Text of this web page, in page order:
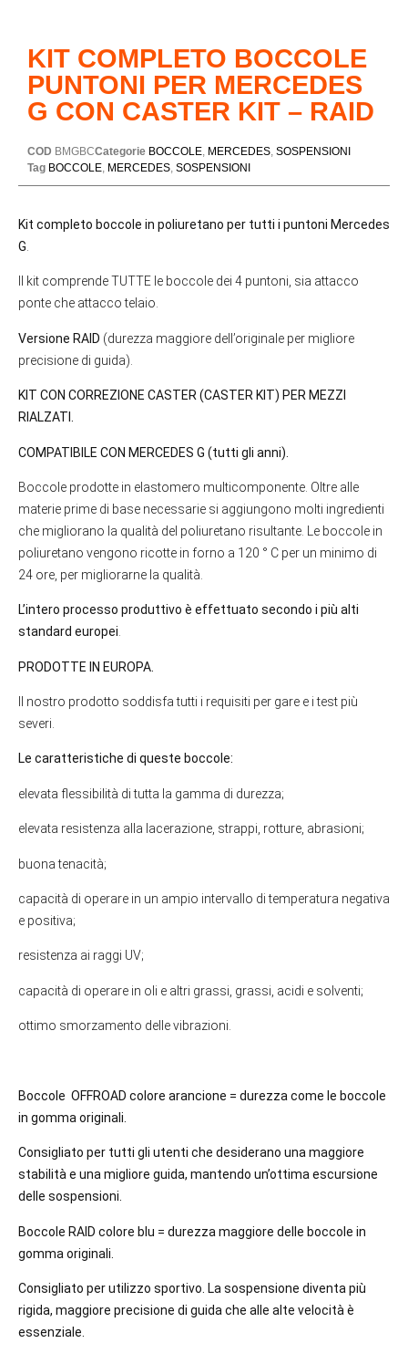
KIT COMPLETO BOCCOLE
PUNTONI PER MERCEDES
G CON CASTER KIT – RAID
COD BMGBCCategorie BOCCOLE, MERCEDES, SOSPENSIONI
Tag BOCCOLE, MERCEDES, SOSPENSIONI
Kit completo boccole in poliuretano per tutti i puntoni Mercedes
G
Il kit comprende TUTTE le boccole dei 4 puntoni, sia attacco
ponte che attacco telaio.
Versione RAID (durezza maggiore dell’originale per migliore
precisione di guida).
KIT CON CORREZIONE CASTER (CASTER KIT) PER MEZZI
RIALZATI.
COMPATIBILE CON MERCEDES G (tutti gli anni).
Boccole prodotte in elastomero multicomponente. Oltre alle
materie prime di base necessarie si aggiungono molti ingredienti
che migliorano la qualità del poliuretano risultante. Le boccole in
poliuretano vengono ricotte in forno a 120 ° C per un minimo di
24 ore, per migliorarne la qualità.
L’intero processo produttivo è effettuato secondo i più alti
standard europei.
PRODOTTE IN EUROPA.
Il nostro prodotto soddisfa tutti i requisiti per gare e i test più
severi.
Le caratteristiche di queste boccole:
elevata flessibilità di tutta la gamma di durezza;
elevata resistenza alla lacerazione, strappi, rotture, abrasioni;
buona tenacità;
capacità di operare in un ampio intervallo di temperatura negativa
e positiva;
resistenza ai raggi UV;
capacità di operare in oli e altri grassi, grassi, acidi e solventi;
ottimo smorzamento delle vibrazioni.
Boccole OFFROAD colore arancione = durezza come le boccole
in gomma originali.
Consigliato per tutti gli utenti che desiderano una maggiore
stabilità e una migliore guida, mantendo un’ottima escursione
delle sospensioni.
Boccole RAID colore blu = durezza maggiore delle boccole in
gomma originali.
Consigliato per utilizzo sportivo. La sospensione diventa più
rigida, maggiore precisione di guida che alle alte velocità è
essenziale.